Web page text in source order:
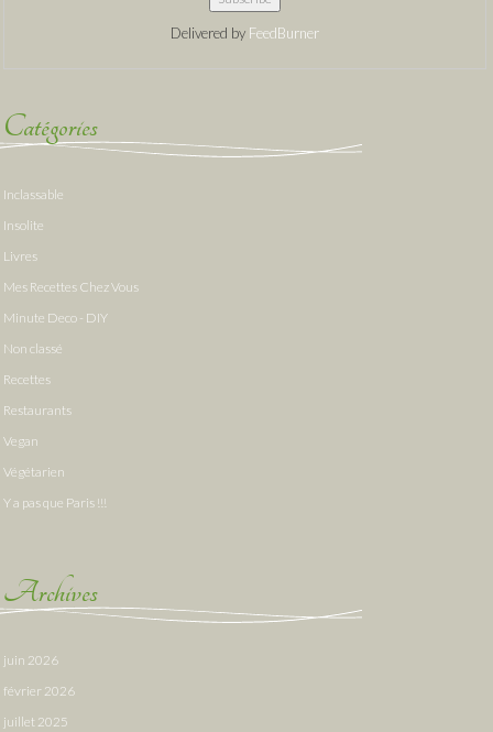
Delivered by FeedBurner
Catégories
Inclassable
Insolite
Livres
Mes Recettes Chez Vous
Minute Deco - DIY
Non classé
Recettes
Restaurants
Vegan
Végétarien
Y a pas que Paris !!!
Archives
juin 2026
février 2026
juillet 2025